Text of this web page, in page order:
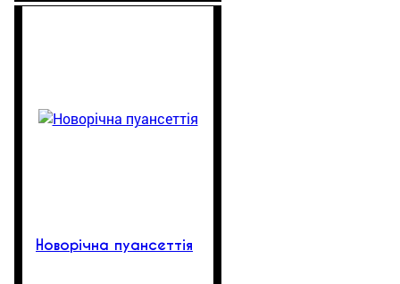
Новорічна пуансеттія